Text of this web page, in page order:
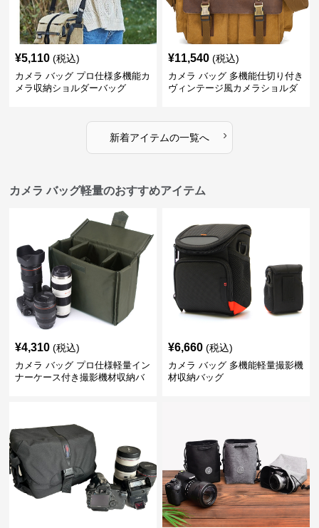
¥5,110 (税込)
カメラ バッグ プロ仕様多機能カ
メラ収納ショルダーバッグ
¥11,540 (税込)
カメラ バッグ 多機能仕切り付き
ヴィンテージ風カメラショルダ
新着アイテムの一覧へ ›
カメラ バッグ軽量のおすすめアイテム
¥4,310 (税込)
カメラ バッグ プロ仕様軽量イン
ナーケース付き撮影機材収納バ
¥6,660 (税込)
カメラ バッグ 多機能軽量撮影機
材収納バッグ